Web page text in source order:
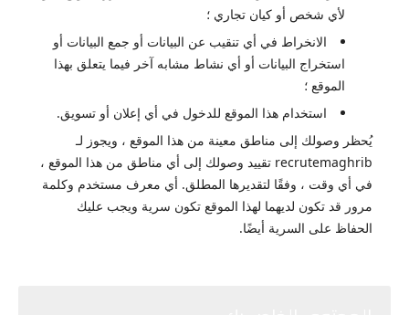
لأي شخص أو كيان تجاري ؛
الانخراط في أي تنقيب عن البيانات أو جمع البيانات أو
استخراج البيانات أو أي نشاط مشابه آخر فيما يتعلق بهذا
الموقع ؛
استخدام هذا الموقع للدخول في أي إعلان أو تسويق.
يُحظر وصولك إلى مناطق معينة من هذا الموقع ، ويجوز لـ
recrutemaghrib تقييد وصولك إلى أي مناطق من هذا الموقع ،
في أي وقت ، وفقًا لتقديرها المطلق. أي معرف مستخدم وكلمة
مرور قد تكون لديهما لهذا الموقع تكون سرية ويجب عليك
الحفاظ على السرية أيضًا.